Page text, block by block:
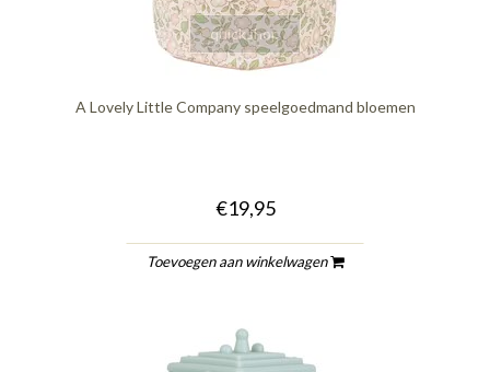
quickshop
A Lovely Little Company speelgoedmand bloemen
€19,95
Toevoegen aan winkelwagen